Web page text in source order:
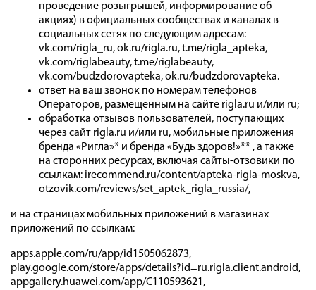
проведение розыгрышей, информирование об
акциях) в официальных сообществах и каналах в
социальных сетях по следующим адресам:
vk.com/rigla_ru, ok.ru/rigla.ru, t.me/rigla_apteka,
vk.com/riglabeauty, t.me/riglabeauty,
vk.com/budzdorovapteka, ok.ru/budzdorovapteka.
ответ на ваш звонок по номерам телефонов
Операторов, размещенным на сайте rigla.ru и/или ru;
обработка отзывов пользователей, поступающих
через сайт rigla.ru и/или ru, мобильные приложения
бренда «Ригла»* и бренда «Будь здоров!»** , а также
на сторонних ресурсах, включая сайты-отзовики по
ссылкам: irecommend.ru/content/apteka-rigla-moskva,
otzovik.com/reviews/set_aptek_rigla_russia/,
и на страницах мобильных приложений в магазинах
приложений по ссылкам:
apps.apple.com/ru/app/id1505062873,
play.google.com/store/apps/details?id=ru.rigla.client.android,
appgallery.huawei.com/app/C110593621,